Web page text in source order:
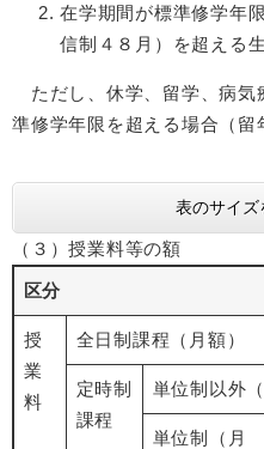
在学期間が標準修学年
信制４８月）を超える
ただし、休学、留学、病気
準修学年限を超える場合（留
表のサイズ
（３）授業料等の額
区分
授
業
料
全日制課程（月額）
定時制
課程
単位制以外（
単位制（月